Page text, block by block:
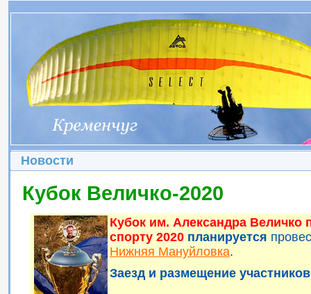
Новости
Кубок Величко-2020
Кубок им. Александра Величко
спорту 2020 планируется
Нижняя Мануйловка.
Заезд и размещение